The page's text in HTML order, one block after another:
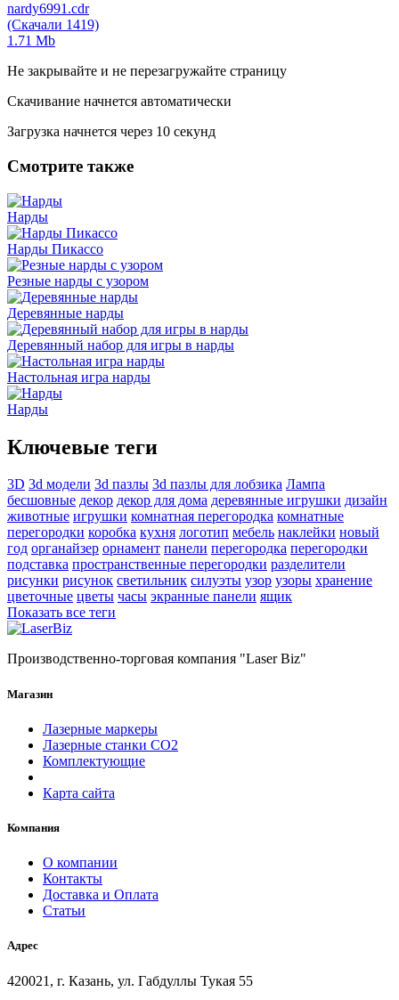
nardy6991.cdr
(Скачали 1419)
1.71 Mb
Не закрывайте и не перезагружайте страницу
Скачивание начнется автоматически
Загрузка начнется через 10 секунд
Смотрите также
Нарды
Нарды Пикассо
Резные нарды с узором
Деревянные нарды
Деревянный набор для игры в нарды
Настольная игра нарды
Нарды
Ключевые теги
3D 3d модели 3d пазлы 3d пазлы для лобзика Лампа
бесшовные декор декор для дома деревянные игрушки дизайн
животные игрушки комнатная перегородка комнатные
перегородки коробка кухня логотип мебель наклейки новый
год органайзер орнамент панели перегородка перегородки
подставка пространственные перегородки разделители
рисунки рисунок светильник силуэты узор узоры хранение
цветочные цветы часы экранные панели ящик
Показать все теги
Производственно-торговая компания "Laser Biz"
Магазин
Лазерные маркеры
Лазерные станки СО2
Комплектующие
Карта сайта
Компания
О компании
Контакты
Доставка и Оплата
Статьи
Адрес
420021, г. Казань, ул. Габдуллы Тукая 55